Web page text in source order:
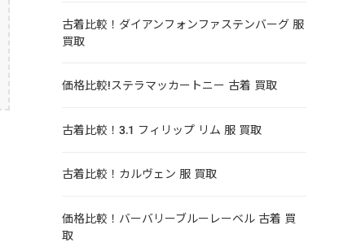
古着比較！ダイアンフォンファステンバーグ 服
買取
価格比較!ステラマッカートニー 古着 買取
古着比較！3.1 フィリップ リム 服 買取
古着比較！カルヴェン 服 買取
価格比較！バーバリーブルーレーベル 古着 買
取